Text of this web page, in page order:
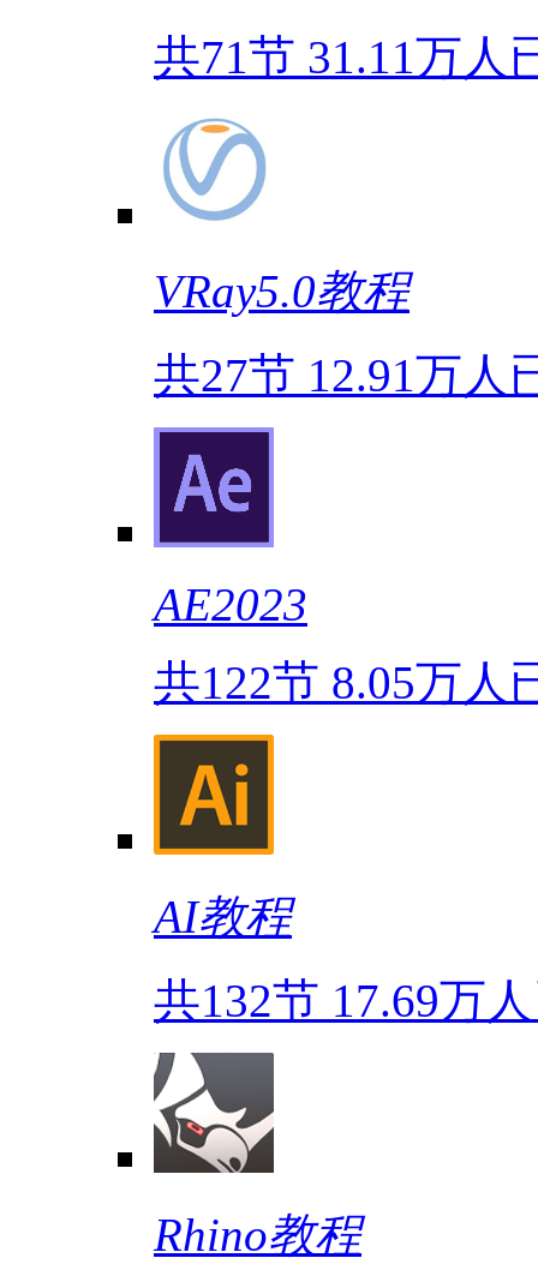
共71节 31.11万人
VRay5.0教程
共27节 12.91万人
AE2023
共122节 8.05万人
AI教程
共132节 17.69万
Rhino教程